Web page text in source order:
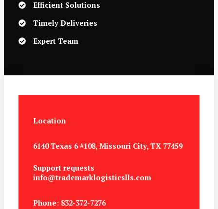
Efficient Solutions
Timely Deliveries
Expert Team
Location
6140 Texas 6 #108, Missouri City, TX 77459
Support requests
info@trademarklogisticslls.com
Phone: 832-372-7276